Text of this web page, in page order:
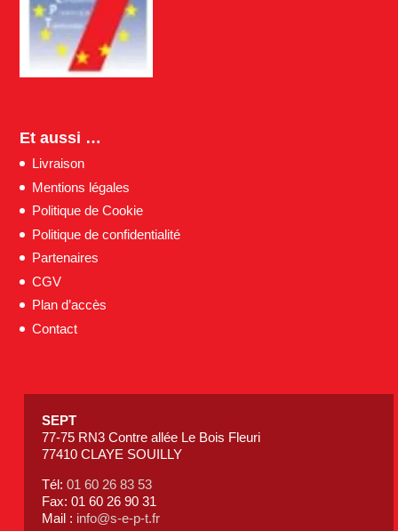
Et aussi …
Livraison
Mentions légales
Politique de Cookie
Politique de confidentialité
Partenaires
CGV
Plan d’accès
Contact
SEPT
77-75 RN3 Contre allée Le Bois Fleuri
77410 CLAYE SOUILLY
Tél:01 60 26 83 53
Fax: 01 60 26 90 31
Mail : info@s-e-p-t.fr